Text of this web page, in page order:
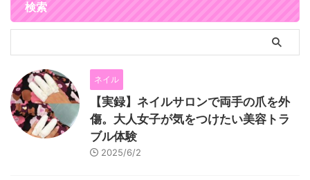
検索
ネイル
【実録】ネイルサロンで両手の爪を外
傷。大人女子が気をつけたい美容トラ
ブル体験
2025/6/2